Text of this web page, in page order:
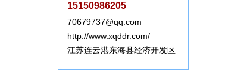
15150986205
70679737@qq.com
http://www.xqddr.com/
江苏连云港东海县经济开发区